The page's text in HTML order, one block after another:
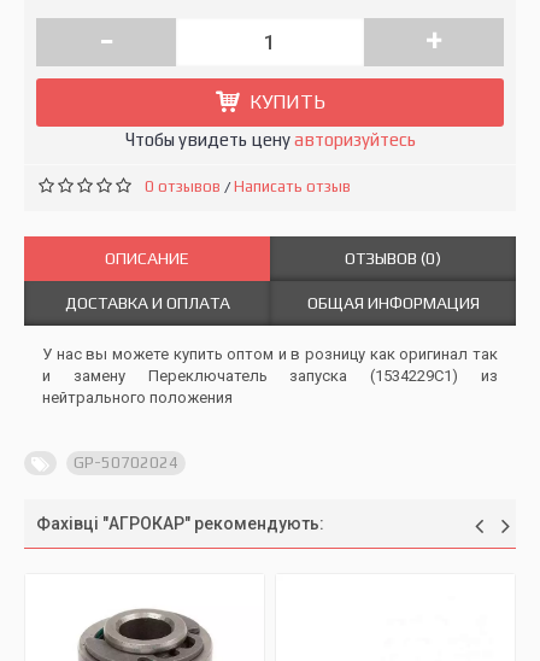
- +
КУПИТЬ
Чтобы увидеть ценуавторизуйтесь
0 отзывов /Написать отзыв
ОПИСАНИЕ ОТЗЫВОВ (0)
ДОСТАВКА И ОПЛАТА ОБЩАЯ ИНФОРМАЦИЯ
У нас вы можете купить оптом и в розницу как оригинал так
и замену Переключатель запуска (1534229C1) из
нейтрального положения
GP-50702024
Фахівці "АГРОКАР" рекомендують: